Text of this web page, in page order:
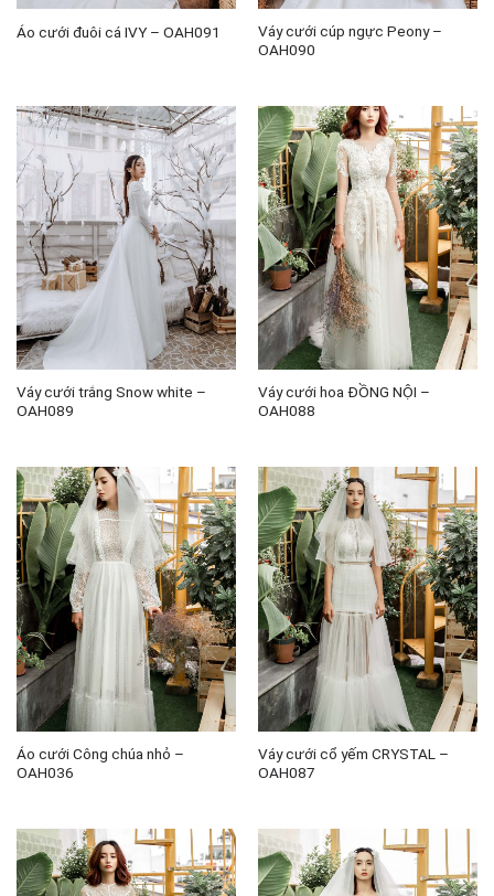
Áo cưới đuôi cá IVY – OAH091
Váy cưới cúp ngực Peony –
OAH090
Váy cưới trắng Snow white –
OAH089
Váy cưới hoa ĐỒNG NỘI –
OAH088
Áo cưới Công chúa nhỏ –
OAH036
Váy cưới cổ yếm CRYSTAL –
OAH087